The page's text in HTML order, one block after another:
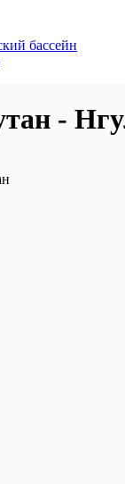
бассейн
-